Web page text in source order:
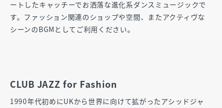
ートしたキャッチーでお洒落な進化系ダンスミュージックで
す。ファッション関連のショップや空間、またアクティヴな
シーンのBGMとしてご利用ください。
CLUB JAZZ for Fashion
1990年代初めにUKから世界に向けて拡がったアシッドジャ